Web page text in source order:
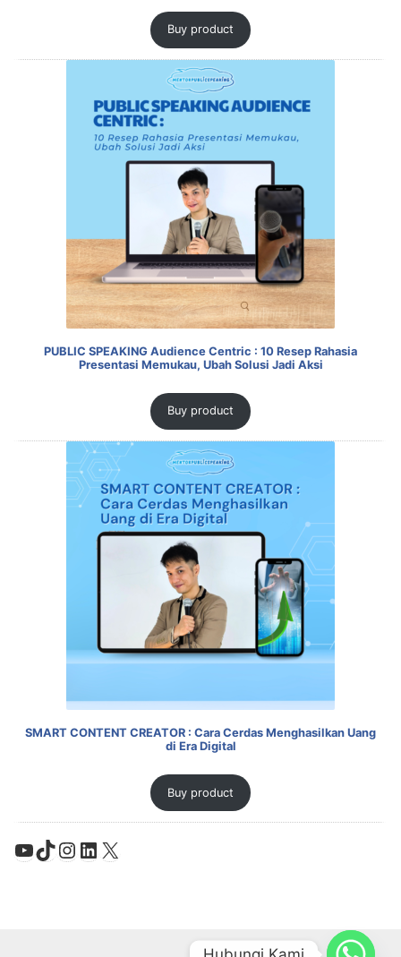
Buy product
PUBLIC SPEAKING Audience Centric : 10 Resep Rahasia
Presentasi Memukau, Ubah Solusi Jadi Aksi
Buy product
SMART CONTENT CREATOR : Cara Cerdas Menghasilkan Uang
di Era Digital
Buy product
YouTube
TikTok
Instagram
LinkedIn
X